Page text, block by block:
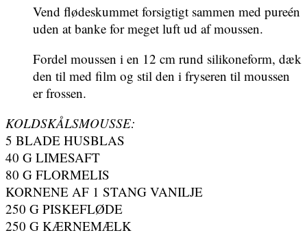
Vend flødeskummet forsigtigt sammen med pureén
uden at banke for meget luft ud af moussen.
Fordel moussen i en 12 cm rund silikoneform, dæk
den til med film og stil den i fryseren til moussen
er frossen.
KOLDSKÅLSMOUSSE:
5 BLADE HUSBLAS
40 G LIMESAFT
80 G FLORMELIS
KORNENE AF 1 STANG VANILJE
250 G PISKEFLØDE
250 G KÆRNEMÆLK